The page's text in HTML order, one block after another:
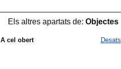
Els altres apartats de:Objectes
A cel obert Desats